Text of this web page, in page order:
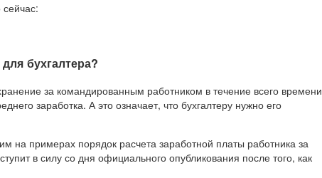
бухгалтера?
за командированным работником в течение всего времени
заработка. А это означает, что бухгалтеру нужно его
на примерах порядок расчета заработной платы работника за
в силу со дня официального опубликования после того, как